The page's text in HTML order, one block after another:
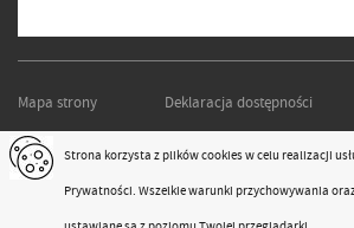
Mapa strony Deklaracja dostępności
PODKARPACKI ZARZĄD DRÓG WOJEWÓDZKICH W
Projekt i realizacja:
Strona korzysta z plikówcookiesw celu realizacji
Prywatności. Wszelkie warunki przychowywania